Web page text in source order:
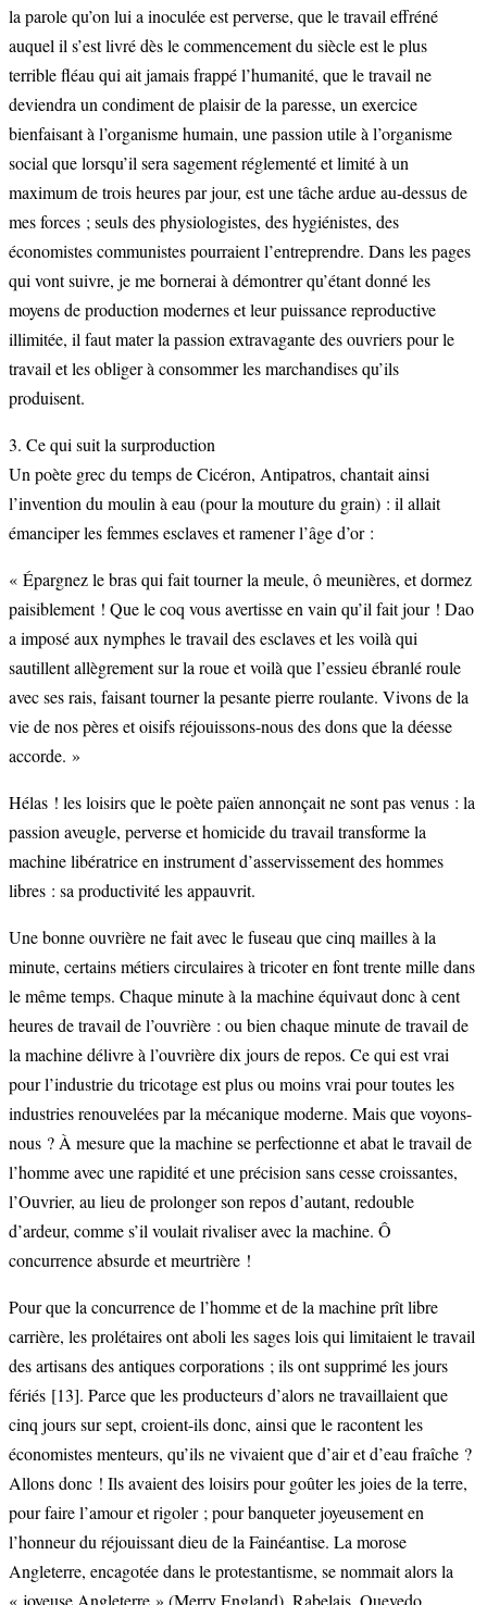
la parole qu’on lui a inoculée est perverse, que le travail effréné
auquel il s’est livré dès le commencement du siècle est le plus
terrible fléau qui ait jamais frappé l’humanité, que le travail ne
deviendra un condiment de plaisir de la paresse, un exercice
bienfaisant à l’organisme humain, une passion utile à l’organisme
social que lorsqu’il sera sagement réglementé et limité à un
maximum de trois heures par jour, est une tâche ardue au-dessus de
mes forces ; seuls des physiologistes, des hygiénistes, des
économistes communistes pourraient l’entreprendre. Dans les pages
qui vont suivre, je me bornerai à démontrer qu’étant donné les
moyens de production modernes et leur puissance reproductive
illimitée, il faut mater la passion extravagante des ouvriers pour le
travail et les obliger à consommer les marchandises qu’ils
produisent.
3. Ce qui suit la surproduction
Un poète grec du temps de Cicéron, Antipatros, chantait ainsi
l’invention du moulin à eau (pour la mouture du grain) : il allait
émanciper les femmes esclaves et ramener l’âge d’or :
« Épargnez le bras qui fait tourner la meule, ô meunières, et dormez
paisiblement ! Que le coq vous avertisse en vain qu’il fait jour ! Dao
a imposé aux nymphes le travail des esclaves et les voilà qui
sautillent allègrement sur la roue et voilà que l’essieu ébranlé roule
avec ses rais, faisant tourner la pesante pierre roulante. Vivons de la
vie de nos pères et oisifs réjouissons-nous des dons que la déesse
accorde. »
Hélas ! les loisirs que le poète païen annonçait ne sont pas venus : la
passion aveugle, perverse et homicide du travail transforme la
machine libératrice en instrument d’asservissement des hommes
libres : sa productivité les appauvrit.
Une bonne ouvrière ne fait avec le fuseau que cinq mailles à la
minute, certains métiers circulaires à tricoter en font trente mille dans
le même temps. Chaque minute à la machine équivaut donc à cent
heures de travail de l’ouvrière : ou bien chaque minute de travail de
la machine délivre à l’ouvrière dix jours de repos. Ce qui est vrai
pour l’industrie du tricotage est plus ou moins vrai pour toutes les
industries renouvelées par la mécanique moderne. Mais que voyons-
nous ? À mesure que la machine se perfectionne et abat le travail de
l’homme avec une rapidité et une précision sans cesse croissantes,
l’Ouvrier, au lieu de prolonger son repos d’autant, redouble
d’ardeur, comme s’il voulait rivaliser avec la machine. Ô
concurrence absurde et meurtrière !
Pour que la concurrence de l’homme et de la machine prît libre
carrière, les prolétaires ont aboli les sages lois qui limitaient le travail
des artisans des antiques corporations ; ils ont supprimé les jours
fériés [13]. Parce que les producteurs d’alors ne travaillaient que
cinq jours sur sept, croient-ils donc, ainsi que le racontent les
économistes menteurs, qu’ils ne vivaient que d’air et d’eau fraîche ?
Allons donc ! Ils avaient des loisirs pour goûter les joies de la terre,
pour faire l’amour et rigoler ; pour banqueter joyeusement en
l’honneur du réjouissant dieu de la Fainéantise. La morose
Angleterre, encagotée dans le protestantisme, se nommait alors la
« joyeuse Angleterre » (Merry England). Rabelais, Quevedo,